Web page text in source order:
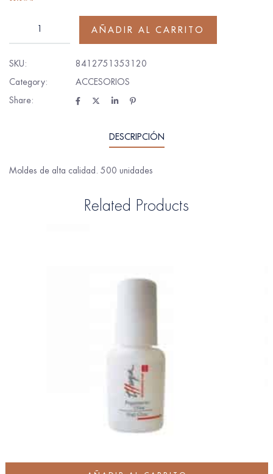
AÑADIR AL CARRITO
SKU:
8412751353120
Category:
ACCESORIOS
Share:
DESCRIPCIÓN
Moldes de alta calidad. 500 unidades
Related Products